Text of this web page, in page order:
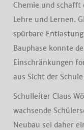
Chemie und
Lehre und Lernen.
spürbare
Bauphase konnte
Einschränkungen
aus Sicht der
Schulleiter Claus
wachsende
Neubau sei daher